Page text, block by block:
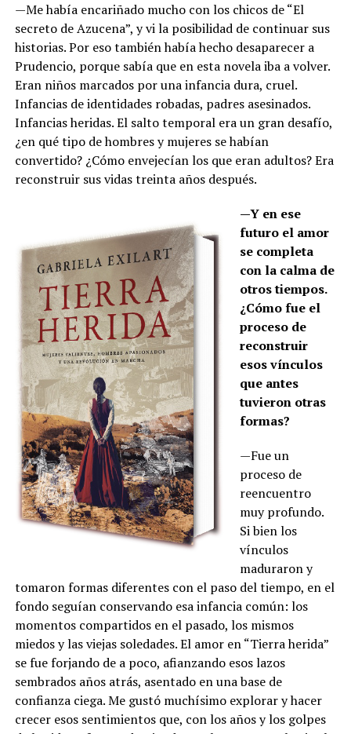
—Me había encariñado mucho con los chicos de “El
secreto de Azucena”, y vi la posibilidad de continuar sus
historias. Por eso también había hecho desaparecer a
Prudencio, porque sabía que en esta novela iba a volver.
Eran niños marcados por una infancia dura, cruel.
Infancias de identidades robadas, padres asesinados.
Infancias heridas. El salto temporal era un gran desafío,
¿en qué tipo de hombres y mujeres se habían
convertido? ¿Cómo envejecían los que eran adultos? Era
reconstruir sus vidas treinta años después.
—Y en ese
futuro el amor
se completa
con la calma de
otros tiempos.
¿Cómo fue el
proceso de
reconstruir
esos vínculos
que antes
tuvieron otras
formas?
—Fue un
proceso de
reencuentro
muy profundo.
Si bien los
vínculos
maduraron y
tomaron formas diferentes con el paso del tiempo, en el
fondo seguían conservando esa infancia común: los
momentos compartidos en el pasado, los mismos
miedos y las viejas soledades. El amor en “Tierra herida”
se fue forjando de a poco, afianzando esos lazos
sembrados años atrás, asentado en una base de
confianza ciega. Me gustó muchísimo explorar y hacer
crecer esos sentimientos que, con los años y los golpes